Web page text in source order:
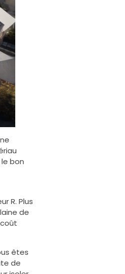
bon
R. Plus
de
êtes
de